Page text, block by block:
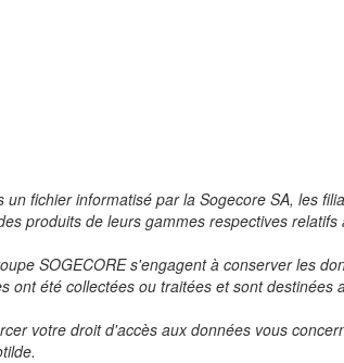
fichier informatisé par la Sogecore SA, les
produits de leurs gammes respectives relatifs
SOGECORE s'engagent à conserver les
été collectées ou traitées et sont destinées
votre droit d'accès aux données vous